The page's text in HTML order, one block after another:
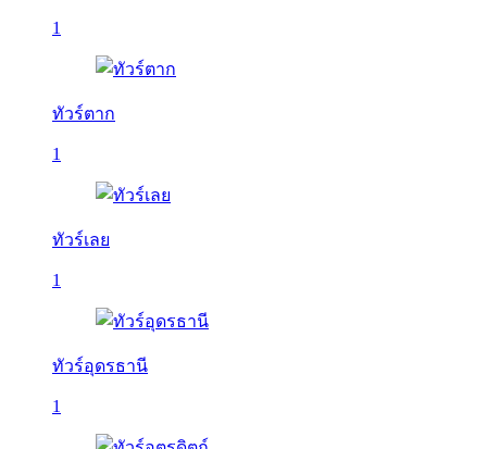
1
ทัวร์ตาก
1
ทัวร์เลย
1
ทัวร์อุดรธานี
1